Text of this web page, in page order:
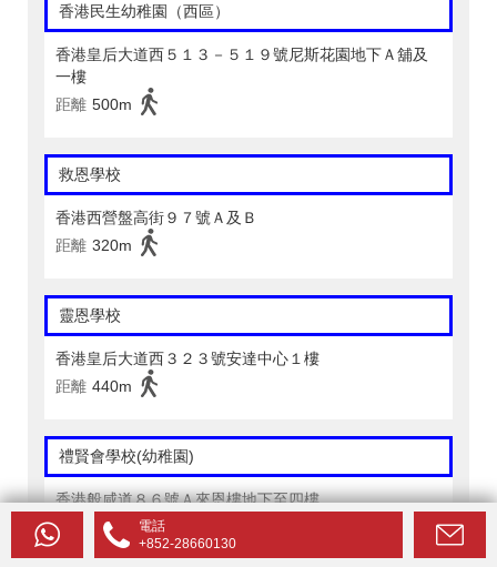
香港民生幼稚園（西區）
香港皇后大道西５１３－５１９號尼斯花園地下Ａ舖及
一樓
距離 500m
救恩學校
香港西營盤高街９７號Ａ及Ｂ
距離 320m
靈恩學校
香港皇后大道西３２３號安達中心１樓
距離 440m
禮賢會學校(幼稚園)
香港般咸道８６號Ａ來恩樓地下至四樓
距離
350m
電話
+852-28660130